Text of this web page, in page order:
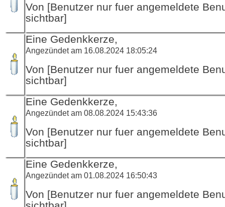
Von [Benutzer nur fuer angemeldete
sichtbar]
Eine Gedenkkerze,
Angezündet am 16.08.2024 18:05:24
Von [Benutzer nur fuer angemeldete
sichtbar]
Eine Gedenkkerze,
Angezündet am 08.08.2024 15:43:36
Von [Benutzer nur fuer angemeldete
sichtbar]
Eine Gedenkkerze,
Angezündet am 01.08.2024 16:50:43
Von [Benutzer nur fuer angemeldete